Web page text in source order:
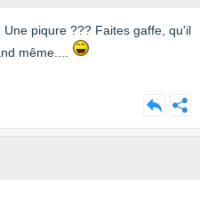
piqure ??? Faites gaffe, qu'il
même....